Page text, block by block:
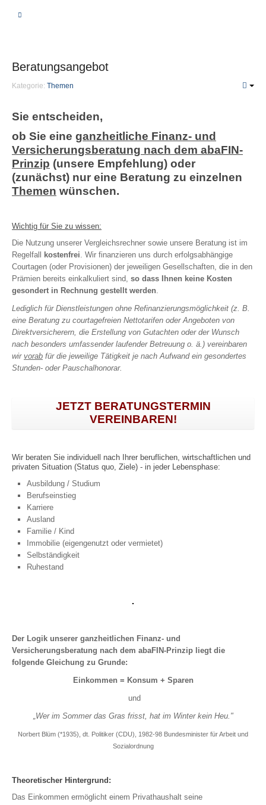
VERGLEICHSRECHNER
KRANKHEIT | PFLEGE
Private Krankenversicherung
Unterschiede
Leistungen
Beiträge
Fragen
Gesetzliche Krankenversicherung
Krankenzusatzversicherung
ambulant, stationär, Zahn
Krankentagegeld
Pflegerente
Pflegetagegeld
Reisekrankenversicherung
Reisekrankenversicherung für Au Pairs, Schüler, Studenten …
Berufsunfähigkeit
Unfallversicherung
Schwere Krankheiten (Dread Disease)
Risikolebensversicherung
Einkommensversicherung
Grundfähigkeiten
Sterbegeld
Kindervorsorge
Privathaftpflicht
Rechtsschutz
Wohngebäude
Haus- und Grundbesitzerhaftpflicht
Gewässerschadenhaftpflicht
Bauleistung
Photovoltaik
Beratungsangebot
Kategorie: Themen
Sie entscheiden,
ob Sie eine ganzheitliche Finanz- und
Versicherungsberatung nach dem abaFIN-
Prinzip (unsere Empfehlung) oder
(zunächst) nur eine Beratung zu einzelnen
Themen wünschen.
Wichtig für Sie zu wissen:
Die Nutzung unserer Vergleichsrechner sowie unsere Beratung ist im
Regelfall
kostenfrei. Wir finanzieren uns durch erfolgsabhängige
Courtagen (oder Provisionen) der jeweiligen Gesellschaften, die in den
Prämien bereits einkalkuliert sind, so dass Ihnen keine Kosten
gesondert in Rechnung gestellt werden.
Lediglich für Dienstleistungen ohne Refinanzierungsmöglichkeit (z. B.
eine Beratung zu courtagefreien Nettotarifen oder Angeboten von
Direktversicherern, die Erstellung von Gutachten oder der Wunsch
nach besonders umfassender laufender Betreuung o. ä.) vereinbaren
wir vorab für die jeweilige Tätigkeit je nach Aufwand ein gesondertes
Stunden- oder Pauschalhonorar.
JETZT BERATUNGSTERMIN
VEREINBAREN!
Wir beraten Sie individuell nach Ihrer beruflichen, wirtschaftlichen und
privaten Situation (Status quo, Ziele) - in jeder Lebensphase:
Ausbildung / Studium
Berufseinstieg
Karriere
Ausland
Familie / Kind
Immobilie (eigengenutzt oder vermietet)
Selbständigkeit
Ruhestand
Der Logik unserer ganzheitlichen Finanz- und
Versicherungsberatung nach dem abaFIN-Prinzip liegt die
folgende Gleichung zu Grunde:
Einkommen = Konsum + Sparen
und
„Wer im Sommer das Gras frisst, hat im Winter kein Heu."
Norbert Blüm (*1935), dt. Politiker (CDU), 1982-98 Bundesminister für Arbeit und
Sozialordnung
Theoretischer Hintergrund:
Das Einkommen ermöglicht einem Privathaushalt seine